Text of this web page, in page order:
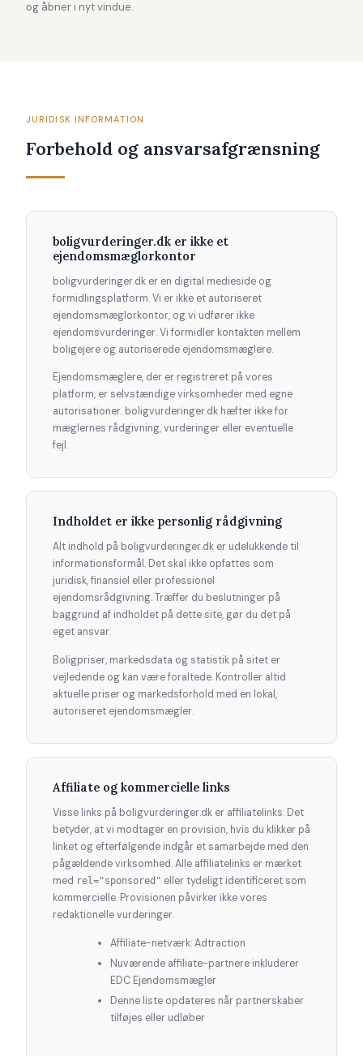
og åbner i nyt vindue.
JURIDISK INFORMATION
Forbehold og ansvarsafgrænsning
boligvurderinger.dk er ikke et
ejendomsmæglorkontor
boligvurderinger.dk er en digital medieside og
formidlingsplatform. Vi er ikke et autoriseret
ejendomsmæglorkontor, og vi udfører ikke
ejendomsvurderinger. Vi formidler kontakten mellem
boligejere og autoriserede ejendomsmæglere.
Ejendomsmæglere, der er registreret på vores
platform, er selvstændige virksomheder med egne
autorisationer. boligvurderinger.dk hæfter ikke for
mæglernes rådgivning, vurderinger eller eventuelle
fejl.
Indholdet er ikke personlig rådgivning
Alt indhold på boligvurderinger.dk er udelukkende til
informationsformål. Det skal ikke opfattes som
juridisk, finansiel eller professionel
ejendomsrådgivning. Træffer du beslutninger på
baggrund af indholdet på dette site, gør du det på
eget ansvar.
Boligpriser, markedsdata og statistik på sitet er
vejledende og kan være foraltede. Kontroller altid
aktuelle priser og markedsforhold med en lokal,
autoriseret ejendomsmægler.
Affiliate og kommercielle links
Visse links på boligvurderinger.dk er affiliatelinks. Det
betyder, at vi modtager en provision, hvis du klikker på
linket og efterfølgende indgår et samarbejde med den
pågældende virksomhed. Alle affiliatelinks er mærket
med rel="sponsored" eller tydeligt identificeret som
kommercielle. Provisionen påvirker ikke vores
redaktionelle vurderinger.
Affiliate-netværk: Adtraction
Nuværende affiliate-partnere inkluderer
EDC Ejendomsmægler
Denne liste opdateres når partnerskaber
tilføjes eller udløber